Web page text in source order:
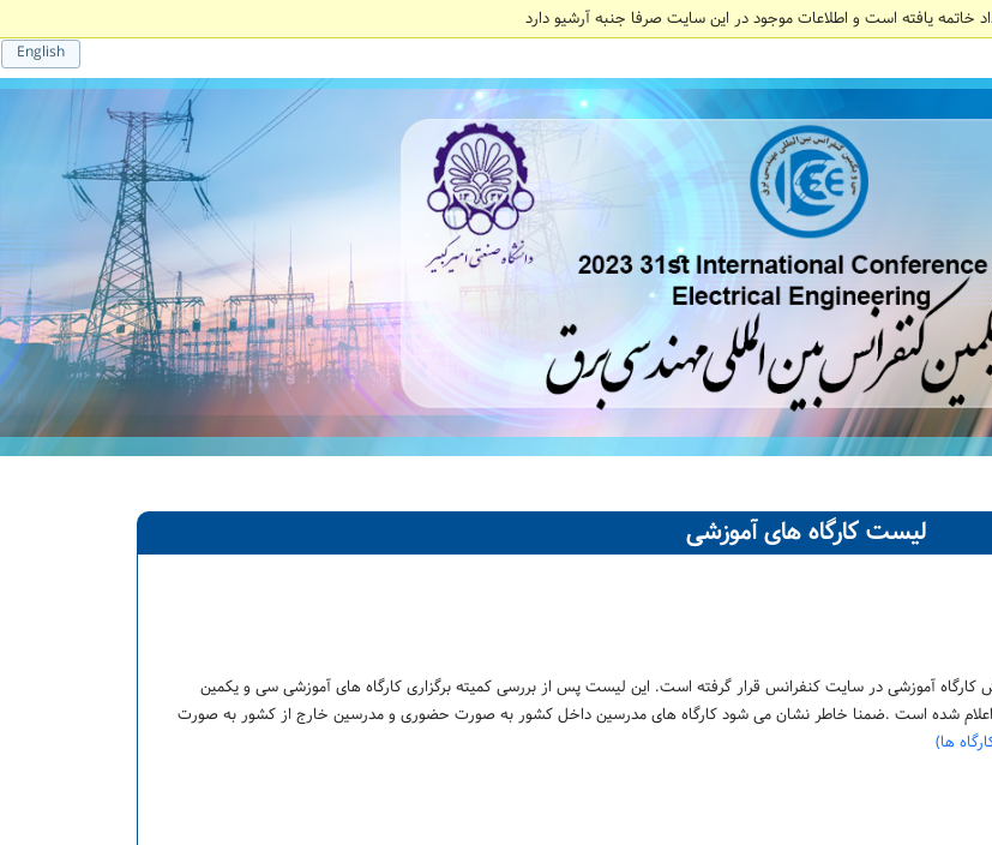
خاتمه یافته است و اطلاعات موجود در این سایت صرفا جنبه آرشیو دارد
English
لیست کارگاه های آموزشی
آموزشی در سایت کنفرانس قرار گرفته است. این لیست پس از بررسی کمیته برگزاری کارگاه های آموزشی سی و یکمین
شده است .ضمنا خاطر نشان می شود کارگاه های مدرسین داخل کشور به صورت حضوری و مدرسین خارج از کشور به صورت
ها)